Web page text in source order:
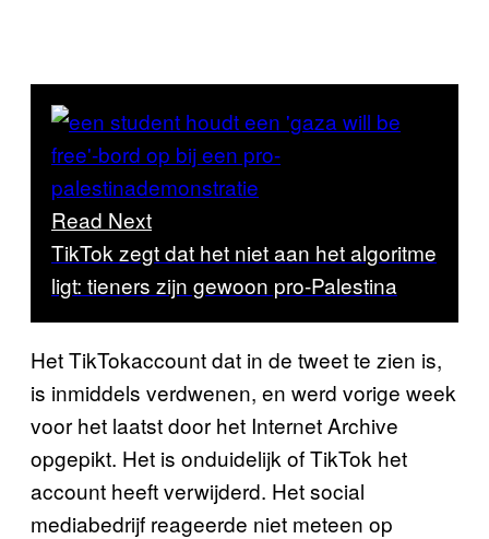
Read Next
TikTok zegt dat het niet aan het algoritme
ligt: tieners zijn gewoon pro-Palestina
Het TikTokaccount dat in de tweet te zien is,
is inmiddels verdwenen, en werd vorige week
voor het laatst door het Internet Archive
opgepikt. Het is onduidelijk of TikTok het
account heeft verwijderd. Het social
mediabedrijf reageerde niet meteen op